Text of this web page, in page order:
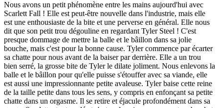
Nous avons un petit phénomène entre les mains aujourd'hui avec
Scarlett Fall ! Elle est peut-être nouvelle dans l'industrie, mais elle
est une enthousiaste de la bite et une perverse en général. Elle nous
dit que son petit trou dégouline en regardant Tyler Steel ! C'est
presque dommage de mettre la balle et le bâillon dans sa jolie
bouche, mais c'est pour la bonne cause. Tyler commence par écarter
sa chatte pour nous avant de la baiser par derrière. Elle a un trou
bien serré, la grosse bite de Tyler le dilate joliment. Nous enlevons la
balle et le bâillon pour qu'elle puisse s'étouffer avec sa viande, elle
est aussi une impressionnante petite avaleuse. Tyler baise cette reine
de la taille petite dans tous les sens, y compris en enfonçant sa petite
chatte dans un orgasme. Il se retire et éjacule profondément dans sa